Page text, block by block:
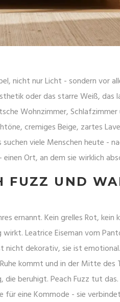
nicht nur Licht - sondern vor
oder das starre Weiß, das
Wohnzimmer, Schlafzimmer
cremiges Beige, zartes
viele Menschen heute -
Ort, an dem sie wirklich
FUZZ UND
ernannt. Kein grelles Rot, kein
Leatrice Eiseman vom
nicht dekorativ, sie ist
kommt und in der Mitte des
die beruhigt. Peach Fuzz tut
eine Kommode - sie